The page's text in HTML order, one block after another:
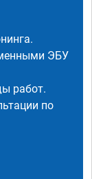
ЭБУ
работ.
по